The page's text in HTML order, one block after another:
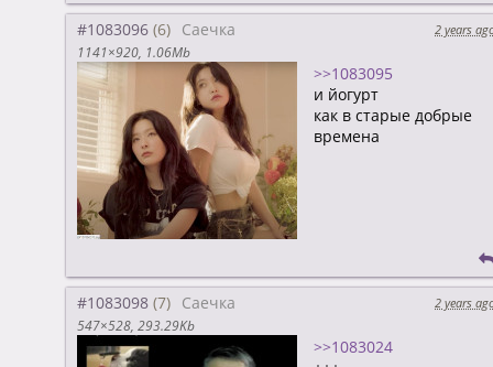
#1083096 Саечка
2 years
1141×920 1.06Mb
>>1083095
и йогурт
как в старые добрые
времена
#1083098 Саечка
2 years
547×528 293.29Kb
>>1083024